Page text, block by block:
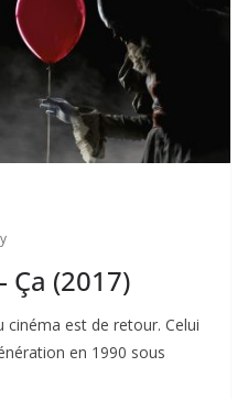
Ça (2017)
cinéma est de retour. Celui
en 1990 sous